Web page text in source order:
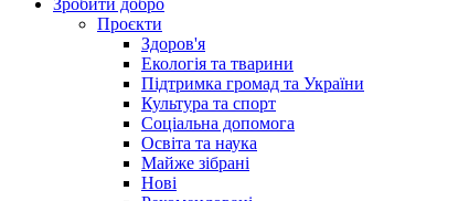
Зробити добро
Проєкти
Здоров'я
Екологія та тварини
Підтримка громад та України
Культура та спорт
Соціальна допомога
Освіта та наука
Майже зібрані
Нові